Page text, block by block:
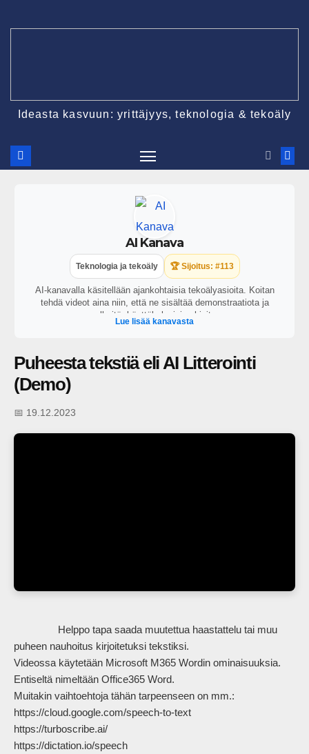
Ideasta kasvuun: yrittäjyys, teknologia & tekoäly
AI Kanava
Teknologia ja tekoäly 🏆 Sijoitus: #113
AI-kanavalla käsitellään ajankohtaisia tekoälyasioita. Koitan
tehdä videot aina niin, että ne sisältää demonstraatiota ja
selkeitä, käyttökelpoisia ohjeita.
Lue lisää kanavasta
Puheesta tekstiä eli AI Litterointi
(Demo)
📅 19.12.2023
puheen nauhoitus kirjoitetuksi tekstiksi.
Videossa käytetään Microsoft M365 Wordin ominaisuuksia.
Entiseltä nimeltään Office365 Word.
Muitakin vaihtoehtoja tähän tarpeenseen on mm.:
https://cloud.google.com/speech-to-text
https://turboscribe.ai/
https://dictation.io/speech